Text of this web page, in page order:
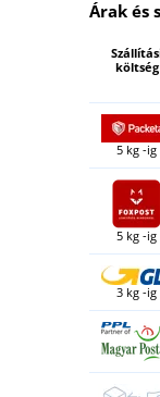
Árak és
költség
5 kg -ig
5 kg -ig
3 kg -ig